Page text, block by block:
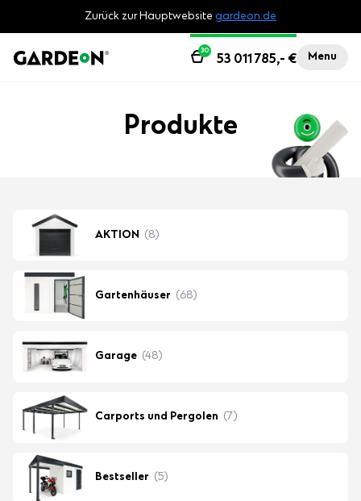
Zurück zur Hauptwebsite gardeon.de
Menu
53 011 785,- €
30
Produkte
AKTION (8)
Gartenhäuser (68)
Garage (48)
Carports und Pergolen (7)
Bestseller (5)